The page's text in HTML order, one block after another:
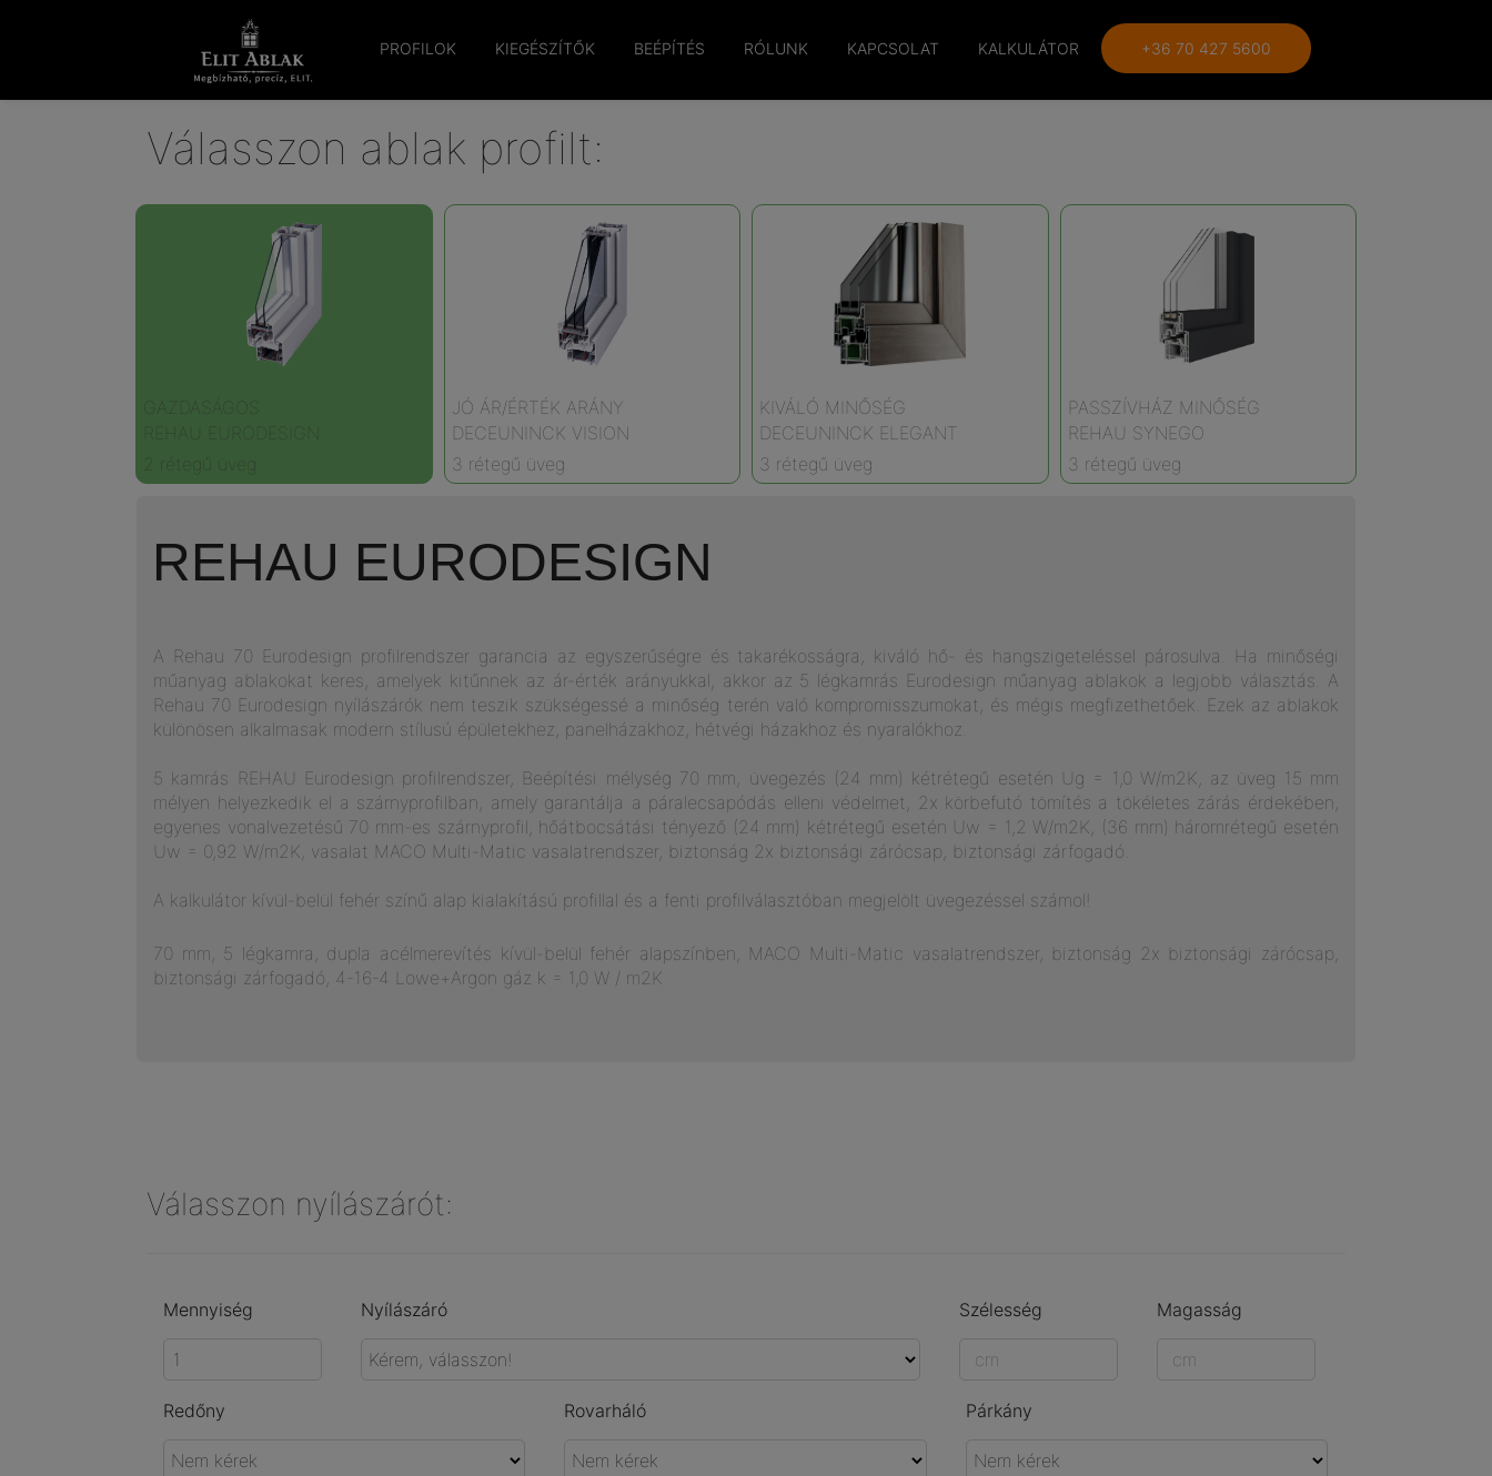
PROFILOK KIEGÉSZÍTŐK BEÉPÍTÉS RÓLUNK KAPCSOLAT KALKULÁTOR +36 70 427 5600
Válasszon ablak profilt:
GAZDASÁGOS
REHAU EURODESIGN
2 rétegű üveg
JÓ ÁR/ÉRTÉK ARÁNY
DECEUNINCK VISION
3 rétegű üveg
KIVÁLÓ MINŐSÉG
DECEUNINCK ELEGANT
3 rétegű üveg
PASSZÍVHÁZ MINŐSÉG
REHAU SYNEGO
3 rétegű üveg
REHAU EURODESIGN
A Rehau 70 Eurodesign profilrendszer garancia az egyszerűségre és takarékosságra, kiváló hő- és hangszigeteléssel párosulva. Ha minőségi
műanyag ablakokat keres, amelyek kitűnnek az ár-érték arányukkal, akkor az 5 légkamrás Eurodesign műanyag ablakok a legjobb választás. A
Rehau 70 Eurodesign nyílászárók nem teszik szükségessé a minőség terén való kompromisszumokat, és mégis megfizethetőek. Ezek az ablakok
különösen alkalmasak modern stílusú épületekhez, panelházakhoz, hétvégi házakhoz és nyaralókhoz.
5 kamrás REHAU Eurodesign profilrendszer, Beépítési mélység 70 mm, üvegezés (24 mm) kétrétegű esetén Ug = 1,0 W/m2K, az üveg 15 mm
mélyen helyezkedik el a szárnyprofilban, amely garantálja a páralecsapódás elleni védelmet, 2x körbefutó tömítés a tökéletes zárás érdekében,
egyenes vonalvezetésű 70 mm-es szárnyprofil, hőátbocsátási tényező (24 mm) kétrétegű esetén Uw = 1,2 W/m2K, (36 mm) háromrétegű esetén
Uw = 0,92 W/m2K, vasalat MACO Multi-Matic vasalatrendszer, biztonság 2x biztonsági zárócsap, biztonsági zárfogadó.
A kalkulátor kívül-belül fehér színű alap kialakítású profillal és a fenti profilválasztóban megjelölt üvegezéssel számol!
70 mm, 5 légkamra, dupla acélmerevítés kívül-belül fehér alapszínben, MACO Multi-Matic vasalatrendszer, biztonság 2x biztonsági zárócsap,
biztonsági zárfogadó, 4-16-4 Lowe+Argon gáz k = 1,0 W / m2K
Válasszon nyílászárót:
Mennyiség Nyílászáró Szélesség Magasság
Redőny Rovarháló Párkány